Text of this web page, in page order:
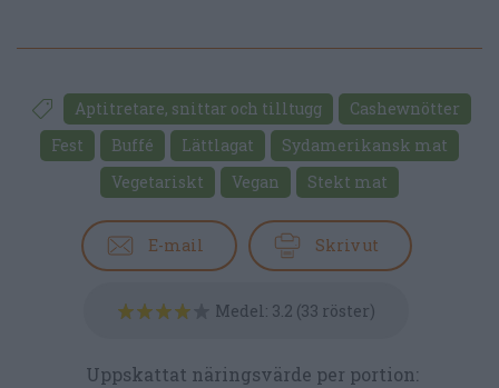
Aptitretare, snittar och tilltugg
Cashewnötter
Fest
Buffé Lättlagat
Sydamerikansk mat
Vegetariskt
Vegan Stekt mat
E-mail Skriv ut
Medel: 3.2 (33 röster)
Uppskattat näringsvärde per portion: